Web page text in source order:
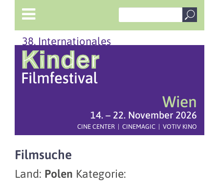
38. Internationales
Wien
14. – 22. November 2026
CINE CENTER | CINEMAGIC | VOTIV KINO
Filmsuche
Land: Polen Kategorie: